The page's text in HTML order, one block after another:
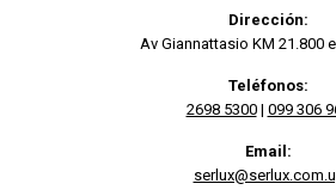
Dirección:
Av Giannattasio KM 21.800
Teléfonos:
2698 5300| 099 306
Email: